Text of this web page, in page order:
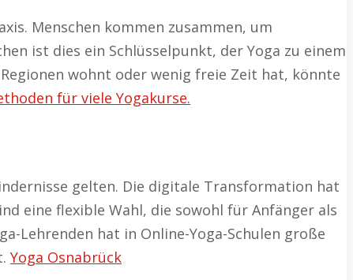
Menschen kommen zusammen, um
ist dies ein Schlüsselpunkt, der Yoga zu einem
wohnt oder wenig freie Zeit hat, könnte
für viele Yogakurse.
gelten. Die digitale Transformation hat
eine flexible Wahl, die sowohl für Anfänger als
Lehrenden hat in Online-Yoga-Schulen große
Yoga Osnabrück